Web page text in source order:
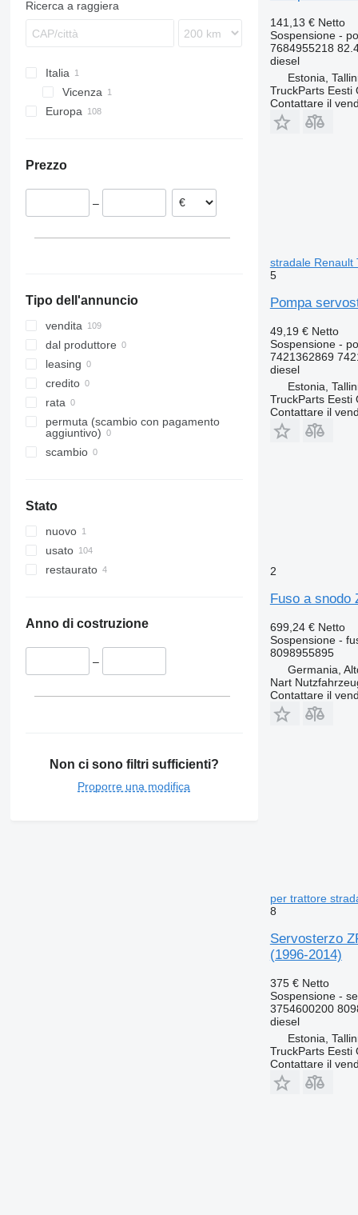
Unimog
Vito
N-series
VNL
Ricerca a raggiera
Italia
Vicenza
Europa
Germania
Prezzo
–
Tipo dell'annuncio
vendita
dal produttore
leasing
credito
rata
permuta (scambio con pagamento
aggiuntivo)
scambio
Stato
nuovo
usato
restaurato
Anno di costruzione
–
Non ci sono filtri sufficienti?
Proporre una modifica
141,13 € Netto
Sospensione -
7684955218
diesel
Estonia,
TruckParts Eesti
Contattare il
stradale Renault
5
Pompa
49,19 € Netto
Sospensione -
7421362869
diesel
Estonia,
TruckParts Eesti
Contattare il
2
Fuso a snodo
699,24 € Netto
Sospensione -
8098955895
Germania,
Nart
Contattare il
per trattore
8
Servosterzo
(1996-2014)
375 € Netto
Sospensione -
3754600200
diesel
Estonia,
TruckParts Eesti
Contattare il